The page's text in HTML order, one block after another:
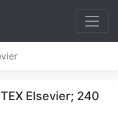
Elsevier; 240